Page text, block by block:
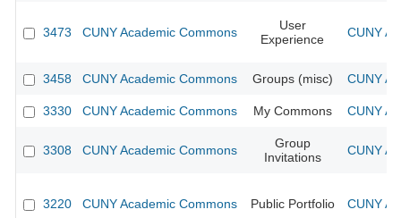
3473 CUNY Academic Commons
User
Experience
CUNY
3458 CUNY Academic Commons Groups (misc) CUNY
3330 CUNY Academic Commons My Commons CUNY
3308 CUNY Academic Commons
Group
Invitations
CUNY
3220 CUNY Academic Commons Public Portfolio CUNY